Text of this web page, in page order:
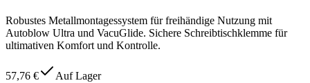
Robustes Metallmontagessystem für freihändige Nutzung mit
Autoblow Ultra und VacuGlide. Sichere Schreibtischklemme für
ultimativen Komfort und Kontrolle.
57,76 € Auf Lager